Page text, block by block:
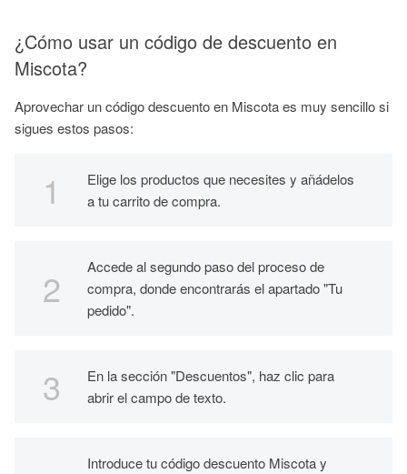
¿Cómo usar un código de descuento en
Miscota?
Aprovechar un código descuento en Miscota es muy sencillo si
sigues estos pasos:
Elige los productos que necesites y añádelos
a tu carrito de compra.
Accede al segundo paso del proceso de
compra, donde encontrarás el apartado "Tu
pedido".
En la sección "Descuentos", haz clic para
abrir el campo de texto.
Introduce tu código descuento Miscota y